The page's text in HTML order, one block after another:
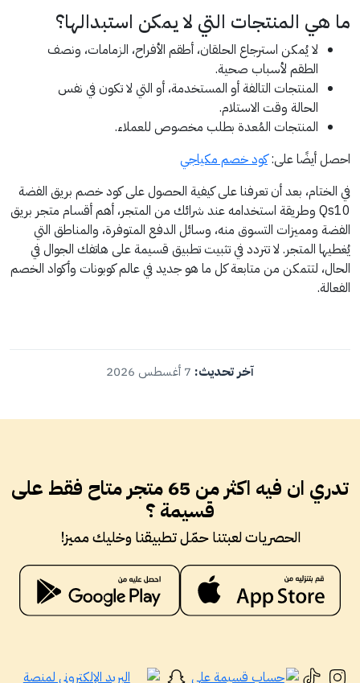
ما هي المنتجات التي لا يمكن استبدالها؟
لا يُمكن استرجاع الحلقان، أطقم الأفراح، الزمامات، ونصف
الطقم لأسباب صحية.
المنتجات التالفة أو المستخدمة، أو التي لا تكون في نفس
الحالة وقت الاستلام.
المنتجات المُعدة بطلب مخصوص للعملاء.
احصل أيضًا على:كود خصم مكياجي
في الختام، بعد أن تعرفنا على كيفية الحصول على كود خصم بريق الفضة
Qs10 وطريقة استخدامه عند شرائك من المتجر، أهم أقسام متجر بريق
الفضة ومميزات التسوق منه، وسائل الدفع المتوفرة، والمناطق التي
يُغطيها المتجر. لا تتردد في تثبيت تطبيق قسيمة على هاتفك الجوال في
الحال، لتتمكن من متابعة كل ما هو جديد في عالم كوبونات وأكواد الخصم
الفعالة.
آخر تحديث:
تدري ان فيه اكثر من 65 متجر متاح فقط على
قسيمة ؟
الحصريات لعبتنا حمّل تطبيقنا وخليك مميز!